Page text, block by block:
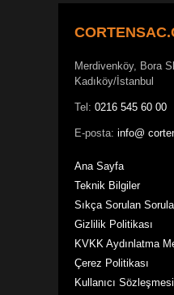
Merdivenköy, Bora
Kadıköy/İstanbul
Tel: 0216 545 60 00
E-posta: info@
Ana Sayfa
Teknik Bilgiler
Sıkça Sorulan
Gizlilik Politikası
KVKK Aydınlatma
Çerez Politikası
Kullanıcı Sözleşmesi